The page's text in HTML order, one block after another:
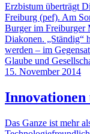
Erzbistum überträgt
Freiburg (pef). Am
Burger im Freiburger
Diakonen. „Ständig“
werden – im
Glaube und
15. November 2014
Das Ganze ist mehr